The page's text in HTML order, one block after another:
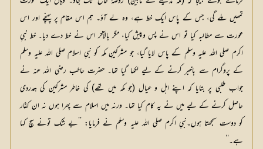
تمھیں ملے گی، جس کے پاس ایک خط ہے، وہ لے آؤ۔ ہم اس مقام پر پہنچے اور اس
عورت سے مطالبہ کیا تو اس نے پس وپیش کیا، مگر بالآخر اس نے خط دے دیا۔ خط نبیِ
اکرم صلی اللہ علیہ وسلم کے پاس لایا گیا، جو مشرکینِ مکہ کو نبیِ اسلام صلی اللہ علیہ وسلم
کے پروگرام سے باخبر کرنے کے لیے لکھا گیا تھا۔ حضرت حاطب رضی اللہ عنہ نے
جواب طلبی پر بتایا کہ اپنے اہل و عیال (جو مکہ میں تھے) کی خاطر مشرکین کی ہمدردی
حاصل کرنے کے لیے میں نے یہ کام کیا تھا۔ ورنہ میں اسلام سے پِھرا ہوں نہ ان کفّار
کو دوست سمجھتا ہوں۔نبیِ اکرم صلی اللہ علیہ وسلم نے فرمایا: ’’بے شک تونے سچ کہا
ہے۔‘‘